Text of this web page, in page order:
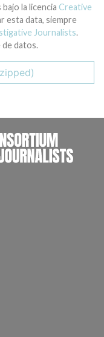
la licencia Creative
esta data, siempre
Journalists.
de datos.